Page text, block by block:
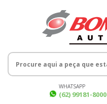
WHATSAPP
(62) 99181-8000